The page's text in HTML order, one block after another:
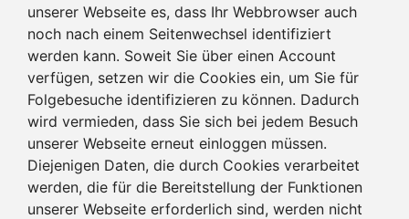
unserer Webseite es, dass Ihr Webbrowser auch
noch nach einem Seitenwechsel identifiziert
werden kann. Soweit Sie über einen Account
verfügen, setzen wir die Cookies ein, um Sie für
Folgebesuche identifizieren zu können. Dadurch
wird vermieden, dass Sie sich bei jedem Besuch
unserer Webseite erneut einloggen müssen.
Diejenigen Daten, die durch Cookies verarbeitet
werden, die für die Bereitstellung der Funktionen
unserer Webseite erforderlich sind, werden nicht